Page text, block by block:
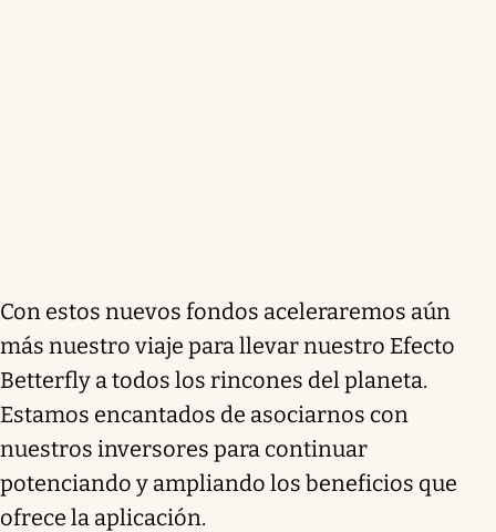
Con estos nuevos fondos aceleraremos aún
más nuestro viaje para llevar nuestro Efecto
Betterfly a todos los rincones del planeta.
Estamos encantados de asociarnos con
nuestros inversores para continuar
potenciando y ampliando los beneficios que
ofrece la aplicación.